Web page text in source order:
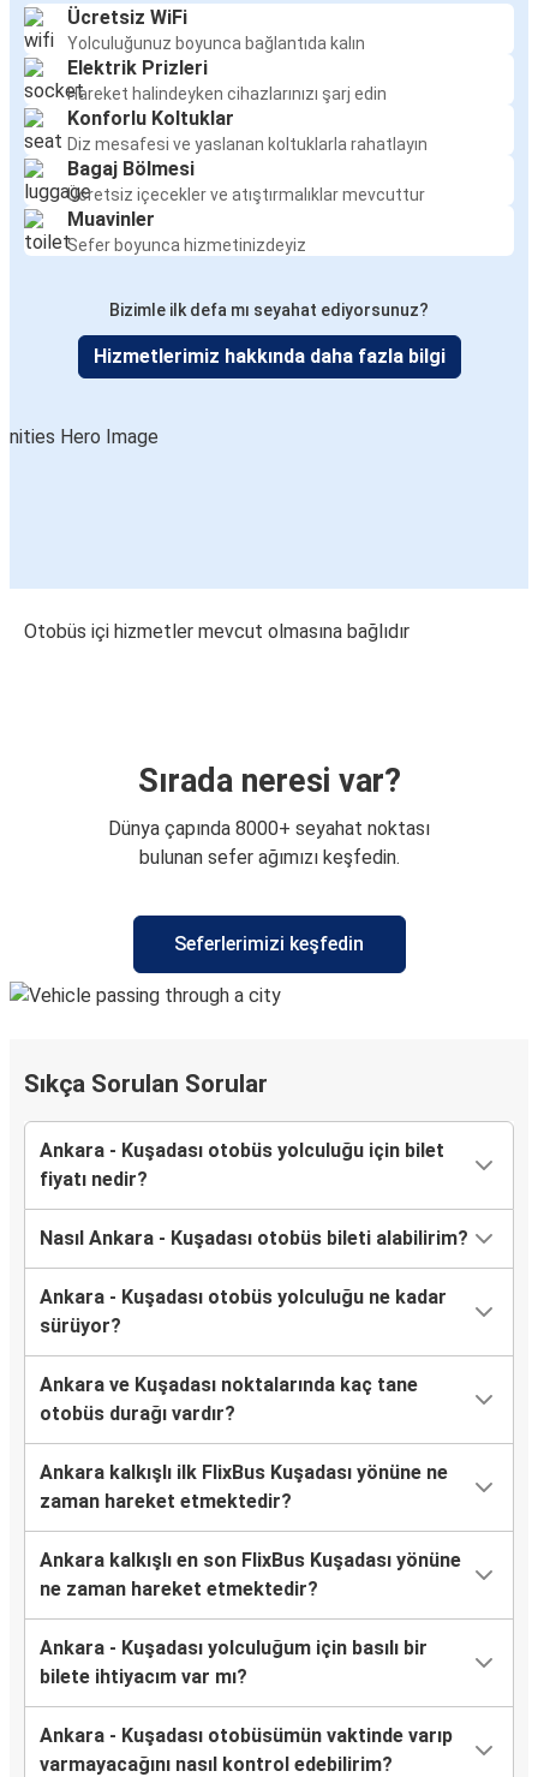
Ücretsiz WiFi
Yolculuğunuz boyunca bağlantıda kalın
Elektrik Prizleri
Hareket halindeyken cihazlarınızı şarj edin
Konforlu Koltuklar
Diz mesafesi ve yaslanan koltuklarla rahatlayın
Bagaj Bölmesi
Ücretsiz içecekler ve atıştırmalıklar mevcuttur
Muavinler
Sefer boyunca hizmetinizdeyiz
Bizimle ilk defa mı seyahat ediyorsunuz?
Hizmetlerimiz hakkında daha fazla bilgi
Otobüs içi hizmetler mevcut olmasına bağlıdır
Sırada neresi var?
Dünya çapında 8000+ seyahat noktası
bulunan sefer ağımızı keşfedin.
Seferlerimizi keşfedin
Sıkça Sorulan Sorular
Ankara - Kuşadası otobüs yolculuğu için bilet
fiyatı nedir?
Nasıl Ankara - Kuşadası otobüs bileti alabilirim?
Ankara - Kuşadası otobüs yolculuğu ne kadar
sürüyor?
Ankara ve Kuşadası noktalarında kaç tane
otobüs durağı vardır?
Ankara kalkışlı ilk FlixBus Kuşadası yönüne ne
zaman hareket etmektedir?
Ankara kalkışlı en son FlixBus Kuşadası yönüne
ne zaman hareket etmektedir?
Ankara - Kuşadası yolculuğum için basılı bir
bilete ihtiyacım var mı?
Ankara - Kuşadası otobüsümün vaktinde varıp
varmayacağını nasıl kontrol edebilirim?